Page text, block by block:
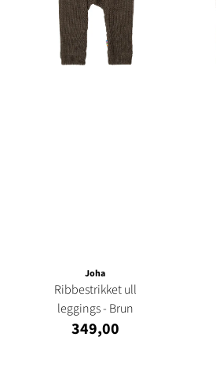
Joha
Ribbestrikket ull
leggings - Brun
349,00